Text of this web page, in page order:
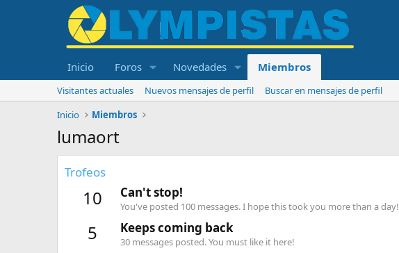
Inicio Foros Novedades Miembros
Visitantes actuales Nuevos mensajes de perfil
Buscar en mensajes de perfil
Inicio
Miembros
lumaort
Trofeos
10 Can't stop!
You've posted 100 messages. I hope this took you more than a day!
5 Keeps coming back
30 messages posted. You must like it here!